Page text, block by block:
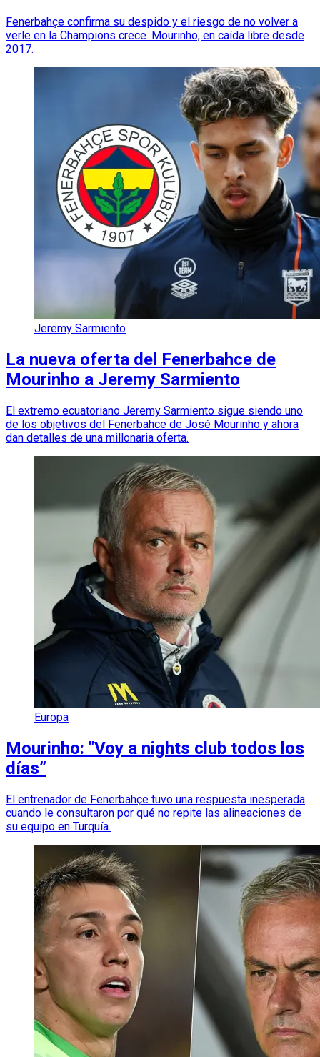
Fenerbahçe confirma su despido y el riesgo de no volver a
verle en la Champions crece. Mourinho, en caída libre desde
2017.
Jeremy Sarmiento
La nueva oferta del Fenerbahce de
Mourinho a Jeremy Sarmiento
El extremo ecuatoriano Jeremy Sarmiento sigue siendo uno
de los objetivos del Fenerbahce de José Mourinho y ahora
dan detalles de una millonaria oferta.
Europa
Mourinho: "Voy a nights club todos los
días”
El entrenador de Fenerbahçe tuvo una respuesta inesperada
cuando le consultaron por qué no repite las alineaciones de
su equipo en Turquía.